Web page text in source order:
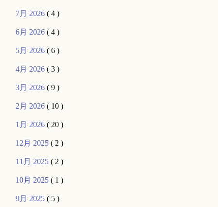
7月 2026( 4 )
6月 2026( 4 )
5月 2026( 6 )
4月 2026( 3 )
3月 2026( 9 )
2月 2026( 10 )
1月 2026( 20 )
12月 2025( 2 )
11月 2025( 2 )
10月 2025( 1 )
9月 2025( 5 )